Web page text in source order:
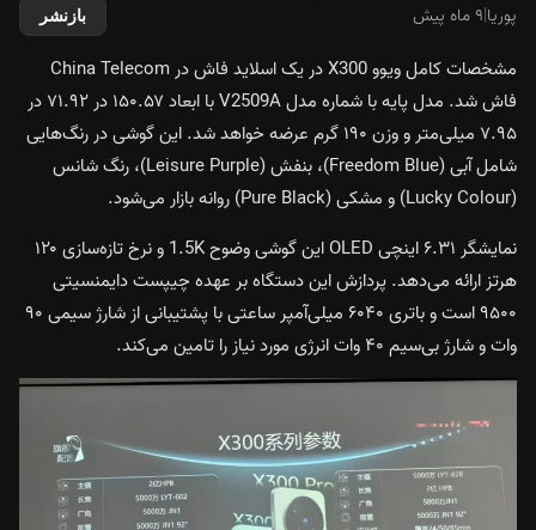
پوریا|۹ ماه پیش بازنشر
مشخصات کاملویوو X300
در یک اسلاید فاش در China Telecom
فاش شد. مدل پایه با شماره مدل V2509A با ابعاد ۱۵۰.۵۷ در ۷۱.۹۲ در
۷.۹۵ میلی‌متر و وزن ۱۹۰ گرم عرضه خواهد شد. این گوشی در رنگ‌هایی
شامل آبی (Freedom Blue)، بنفش (Leisure Purple)، رنگ شانس
(Lucky Colour) و مشکی (Pure Black) روانه بازار می‌شود.
نمایشگر ۶.۳۱ اینچی OLED این گوشی وضوح 1.5K و نرخ تازه‌سازی ۱۲۰
هرتز ارائه می‌دهد. پردازش این دستگاه بر عهده چیپستدایمنسیتی
۹۵۰۰است وباتری ۶۰۴۰ میلی‌آمپر ساعتی
با پشتیبانی از شارژ سیمی ۹۰
وات و شارژ بی‌سیم ۴۰ وات انرژی مورد نیاز را تامین می‌کند.